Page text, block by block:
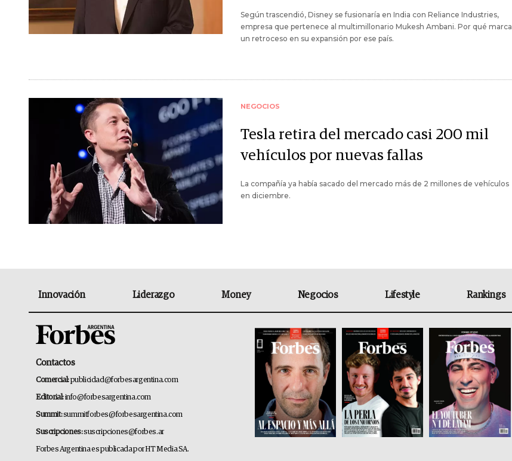
Según trascendió, Disney se fusionaría en India con Reliance Industries,
empresa que pertenece al multimillonario Mukesh Ambani. Por qué marca
un retroceso en su expansión por ese país.
NEGOCIOS
Tesla retira del mercado casi 200 mil
vehículos por nuevas fallas
La compañía ya había sacado del mercado más de 2 millones de vehículos
en diciembre.
Innovación Liderazgo Money Negocios Lifestyle Rankings
Contactos
Comercial:publicidad@forbesargentina.com
Editorial:info@forbesargentina.com
Summit:summitforbes@forbesargentina.com
Suscripciones:suscripciones@forbes.ar
Forbes Argentina es publicada por HT Media SA.